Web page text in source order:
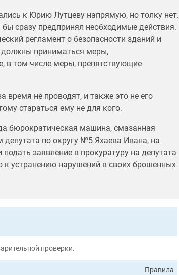
к Юрию Лутцеву напрямую, но толку нет.
сразу предпринял необходимые действия.
регламент о безопасности зданий и
должны приниматься меры,
в том числе меры, препятствующие
время не проводят, и также это не его
стараться ему не для кого.
бюрократическая машина, смазанная
по округу №5 Яхаева Ивана, на
заявление в прокуратуру на депутата
к устранению нарушений в своих брошенных
проверки.
Правила